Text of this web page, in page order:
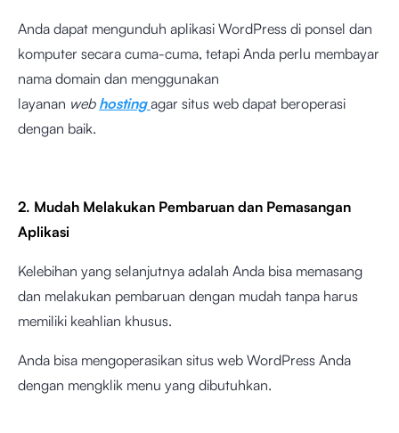
Anda dapat mengunduh aplikasi WordPress di ponsel dan
komputer secara cuma-cuma, tetapi Anda perlu membayar
nama domain dan menggunakan
layanan web hosting agar situs web dapat beroperasi
dengan baik.
2. Mudah Melakukan Pembaruan dan Pemasangan
Aplikasi
Kelebihan yang selanjutnya adalah Anda bisa memasang
dan melakukan pembaruan dengan mudah tanpa harus
memiliki keahlian khusus.
Anda bisa mengoperasikan situs web WordPress Anda
dengan mengklik menu yang dibutuhkan.